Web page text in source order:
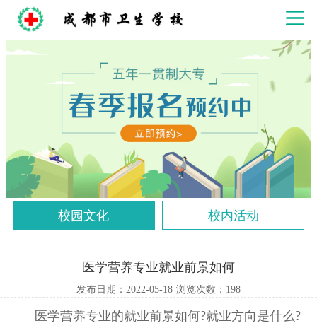
校园文化 校内活动
医学营养专业就业前景如何
发布日期：2022-05-18 浏览次数： 198
医学营养专业的就业前景如何?就业方向是什么?